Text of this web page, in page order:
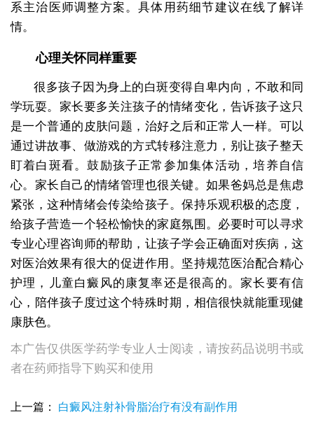
系主治医师调整方案。具体用药细节建议在线了解详
情。
心理关怀同样重要
很多孩子因为身上的白斑变得自卑内向，不敢和同
学玩耍。家长要多关注孩子的情绪变化，告诉孩子这只
是一个普通的皮肤问题，治好之后和正常人一样。可以
通过讲故事、做游戏的方式转移注意力，别让孩子整天
盯着白斑看。鼓励孩子正常参加集体活动，培养自信
心。家长自己的情绪管理也很关键。如果爸妈总是焦虑
紧张，这种情绪会传染给孩子。保持乐观积极的态度，
给孩子营造一个轻松愉快的家庭氛围。必要时可以寻求
专业心理咨询师的帮助，让孩子学会正确面对疾病，这
对医治效果有很大的促进作用。坚持规范医治配合精心
护理，儿童白癜风的康复率还是很高的。家长要有信
心，陪伴孩子度过这个特殊时期，相信很快就能重现健
康肤色。
本广告仅供医学药学专业人士阅读，请按药品说明书或
者在药师指导下购买和使用
上一篇： 白癜风注射补骨脂治疗有没有副作用